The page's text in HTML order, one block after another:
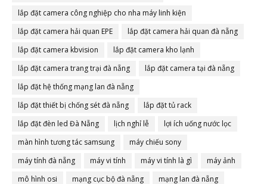
lắp đặt camera công nghiệp cho nha máy linh kiện
lắp đặt camera hải quan EPE
lắp đặt camera hải quan đà nẵng
lắp đặt camera kbvision
lắp đặt camera kho lạnh
lắp đặt camera trang trại đà nẵng
lắp đặt camera tại đà nẵng
lắp đặt hệ thống mạng lan đà nẵng
lắp đặt thiết bị chống sét đà nẵng
lắp đặt tủ rack
lắp đặt đèn led Đà Nẵng
lịch nghỉ lễ
lợi ích uống nước lọc
màn hình tương tác samsung
máy chiếu sony
máy tính đà nẵng
máy vi tính máy vi tính là gì
máy ảnh
mô hình osi
mạng cục bộ đà nẵng
mạng lan đà nẵng